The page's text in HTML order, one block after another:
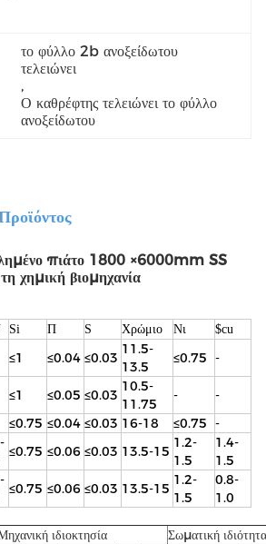
το φύλλο 2b ανοξείδωτου
τελειώνει
,
Ο καθρέφτης τελειώνει το φύλλο
ανοξείδωτου
πιάτο 1800 ×6000mm SS
χημική βιομηχανία
Si Π S Χρώμιο Νι $cu
≤1 ≤0.04 ≤0.03
11.5-
13.5
≤0.75 -
≤1 ≤0.05 ≤0.03
10.5-
11.75
-
-
≤0.75 ≤0.04 ≤0.03 16-18 ≤0.75 -
≤0.75 ≤0.06 ≤0.03 13.5-15
1.2-
1.5
1.4-
1.5
≤0.75 ≤0.06 ≤0.03 13.5-15
1.2-
1.5
0.8-
1.0
ιδιοκτησία
Σωματική ιδιότητα